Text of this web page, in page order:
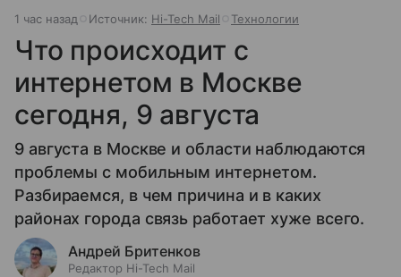
1 час назад Источник: Hi-Tech Mail Технологии
Что происходит с
интернетом в Москве
сегодня, 9 августа
9 августа в Москве и области наблюдаются
проблемы с мобильным интернетом.
Разбираемся, в чем причина и в каких
районах города связь работает хуже всего.
Андрей Бритенков
Редактор Hi-Tech Mail